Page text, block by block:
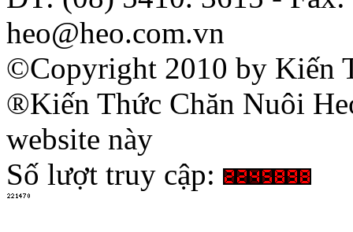
heo@heo.com.vn
©Copyright 2010 by Kiến
®Kiến Thức Chăn Nuôi
website này
Số lượt truy cập: